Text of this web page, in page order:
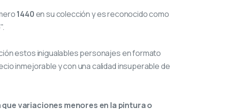
1440en su colección y es reconocido como
estos inigualables personajes en formato
inmejorable y con una calidad insuperable de
variaciones menores en la pintura o